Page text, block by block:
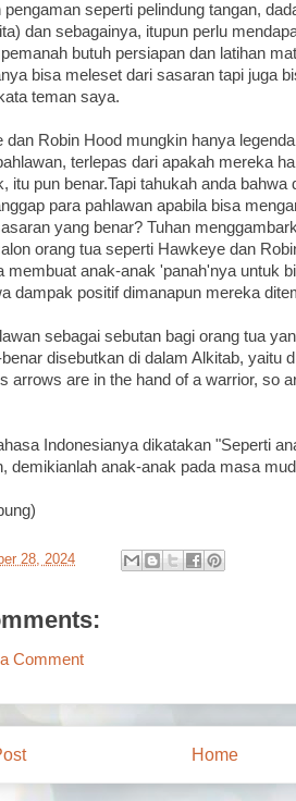
pengaman seperti pelindung tangan,
dan sebagainya, itupun perlu
butuh persiapan dan latihan
bisa meleset dari sasaran tapi juga
teman saya.
dan Robin Hood mungkin hanya
terlepas dari apakah mereka
itu pun benar.Tapi tahukah anda bahwa
para pahlawan apabila bisa
yang benar? Tuhan
orang tua seperti Hawkeye dan
membuat anak-anak 'panah'nya untuk
dampak positif dimanapun mereka
sebagai sebutan bagi orang tua
disebutkan di dalam Alkitab, yaitu
arrows are in the hand of a warrior, so
Indonesianya dikatakan "Seperti
demikianlah anak-anak pada masa
28, 2024
Comment
Home